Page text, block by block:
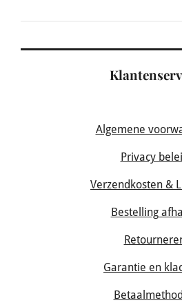
Algemene
Privacy
Verzendkosten &
Bestelling
Garantie en